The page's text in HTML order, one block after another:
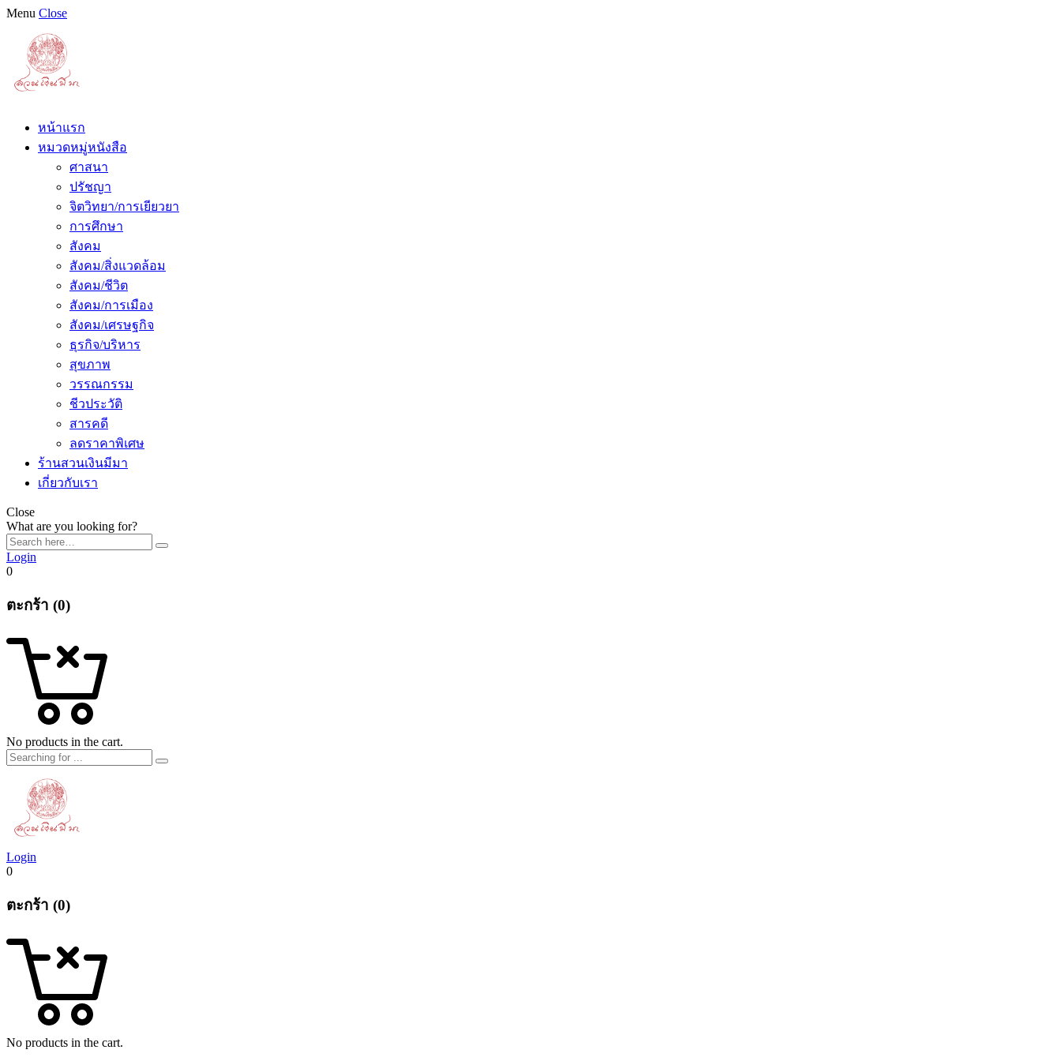
Menu Close
หน้าแรก
หมวดหมู่หนังสือ
ศาสนา
ปรัชญา
จิตวิทยา/การเยียวยา
การศึกษา
สังคม
สังคม/สิ่งแวดล้อม
สังคม/ชีวิต
สังคม/การเมือง
สังคม/เศรษฐกิจ
ธุรกิจ/บริหาร
สุขภาพ
วรรณกรรม
ชีวประวัติ
สารคดี
ลดราคาพิเศษ
ร้านสวนเงินมีมา
เกี่ยวกับเรา
Close
What are you looking for?
Login
0
ตะกร้า (0)
No products in the cart.
Login
0
ตะกร้า (0)
No products in the cart.